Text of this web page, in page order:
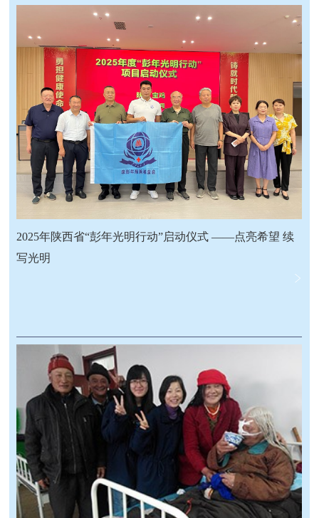
2025年陕西省“彭年光明行动”启动仪式 ——点亮希望 续
写光明